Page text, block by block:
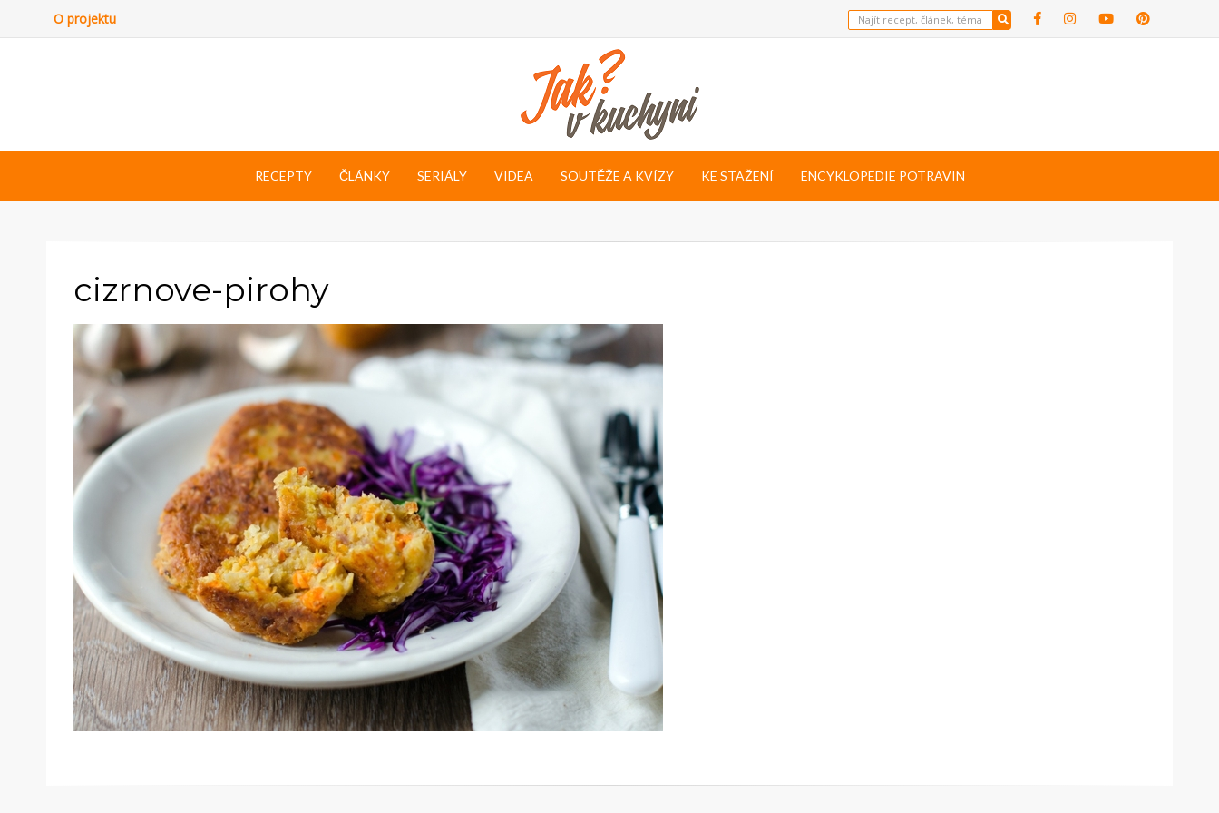
O projektu
RECEPTY ČLÁNKY SERIÁLY VIDEA SOUTĚŽE A KVÍZY KE STAŽENÍ ENCYKLOPEDIE POTRAVIN
cizrnove-pirohy